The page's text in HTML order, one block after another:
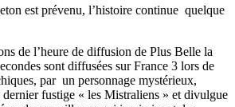
est prévenu, l’histoire continue quelque
de l’heure de diffusion de Plus Belle la
sont diffusées sur France 3 lors de
par un personnage mystérieux,
dernier fustige « les Mistraliens » et divulgue